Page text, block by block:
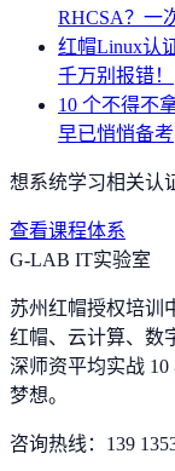
RHCSA？一
红帽Linux认
千万别报错！
10 个不得不
早已悄悄备考
想系统学习相关认
查看课程体系
G-LAB IT实验室
苏州红帽授权培训
红帽、云计算、数
深师资平均实战 10
梦想。
咨询热线： 139